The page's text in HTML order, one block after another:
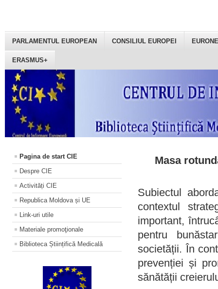
PARLAMENTUL EUROPEAN CONSILIUL EUROPEI
ERASMUS+
Pagina de start CIE
Despre CIE
Activități CIE
Republica Moldova și UE
Link-uri utile
Materiale promoţionale
Biblioteca Științifică Medicală
Masa
Subiectul
contextul
important,
pentru
societății. În
prevenției și
sănătății